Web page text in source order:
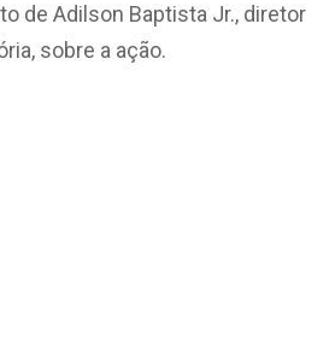
de Adilson Baptista Jr., diretor
sobre a ação.